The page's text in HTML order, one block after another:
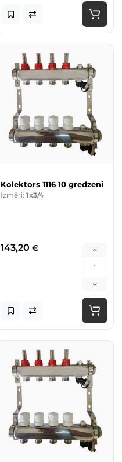
Kolektors 1116 10 gredzeni
Izmēri: 1x3/4
143,20 €